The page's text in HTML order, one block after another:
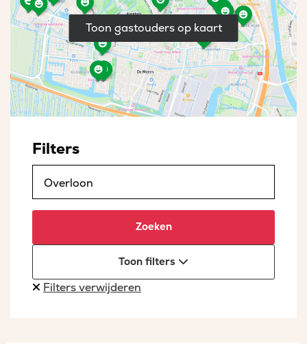
Toon gastouders op kaart
Filters
Zoeken
Toon filters
Filters verwijderen